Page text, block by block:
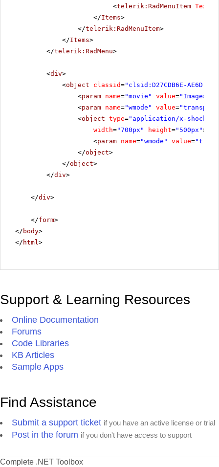
<telerik:RadMenuItem Text
</Items>
</telerik:RadMenuItem>
</Items>
</telerik:RadMenu>
<div>
<object classid="clsid:D27CDB6E-AE6D-
<param name="movie" value="Images/
<param name="wmode" value=
<object type="application/x-
width="700px" height="500px">
<param name="wmode" value=
</object>
</object>
</div>
</div>
</form>
</ body>
</ html>
Support & Learning Resources
Online Documentation
Forums
Code Libraries
KB Articles
Sample Apps
Find Assistance
Submit a support ticket if you have an active license or trial
Post in the forum if you don't have access to support
Complete .NET Toolbox